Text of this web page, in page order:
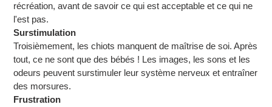
récréation, avant de savoir ce qui est acceptable et ce qui ne
l'est pas.
Surstimulation
Troisièmement, les chiots manquent de maîtrise de soi. Après
tout, ce ne sont que des bébés ! Les images, les sons et les
odeurs peuvent surstimuler leur système nerveux et entraîner
des morsures.
Frustration